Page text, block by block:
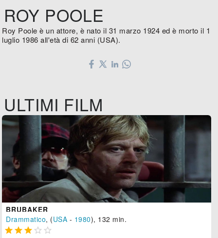
ROY POOLE
Roy Poole è un attore, è nato il 31 marzo 1924 ed è morto il 1
luglio 1986 all'età di 62 anni (USA).
ULTIMI FILM
BRUBAKER
Drammatico, (USA - 1980), 132 min.
    